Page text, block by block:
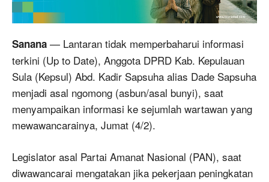
Sanana — Lantaran tidak memperbaharui informasi
terkini (Up to Date), Anggota DPRD Kab. Kepulauan
Sula (Kepsul) Abd. Kadir Sapsuha alias Dade Sapsuha
menjadi asal ngomong (asbun/asal bunyi), saat
menyampaikan informasi ke sejumlah wartawan yang
mewawancarainya, Jumat (4/2).
Legislator asal Partai Amanat Nasional (PAN), saat
diwawancarai mengatakan jika pekerjaan peningkatan